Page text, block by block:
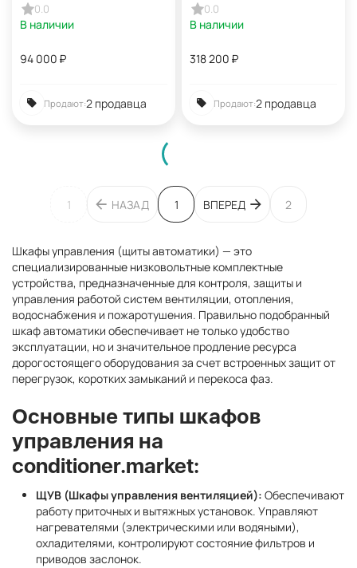
0.0
В наличии
94 000 ₽
Продают:2 продавца
0.0
В наличии
318 200 ₽
Продают:2 продавца
1 НАЗАД 1 ВПЕРЕД 2
Шкафы управления (щиты автоматики) — это
специализированные низковольтные комплектные
устройства, предназначенные для контроля, защиты и
управления работой систем вентиляции, отопления,
водоснабжения и пожаротушения. Правильно подобранный
шкаф автоматики обеспечивает не только удобство
эксплуатации, но и значительное продление ресурса
дорогостоящего оборудования за счет встроенных защит от
перегрузок, коротких замыканий и перекоса фаз.
Основные типы шкафов
управления на
conditioner.market:
ЩУВ (Шкафы управления вентиляцией): Обеспечивают
работу приточных и вытяжных установок. Управляют
нагревателями (электрическими или водяными),
охладителями, контролируют состояние фильтров и
приводов заслонок.